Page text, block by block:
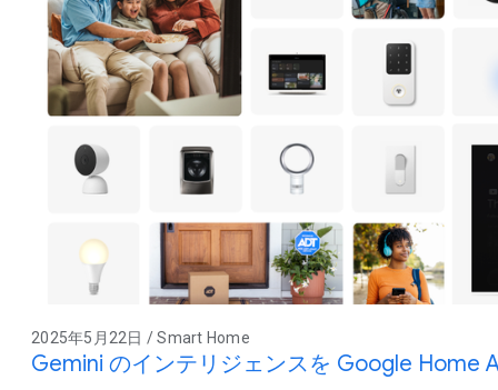
2025年5月22日 / Smart Home
Gemini のインテリジェンスを Google Home